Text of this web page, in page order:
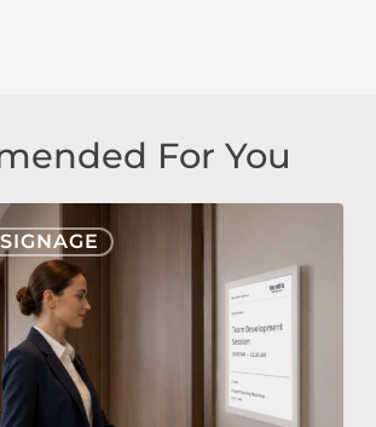
For You